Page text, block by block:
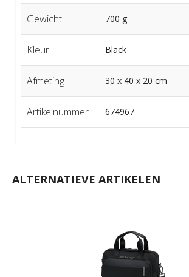
Gewicht 700 g
Kleur Black
Afmeting 30 x 40 x 20 cm
Artikelnummer 674967
ALTERNATIEVE ARTIKELEN